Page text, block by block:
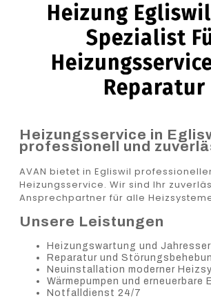
Heizung
Spezialist
Reparatur
Heizungsservice in
professionell und
AVAN bietet in Egliswil
Heizungsservice. Wir sind Ihr
Ansprechpartner für alle
Unsere Leistungen
Heizungswartung und
Reparatur und
Neuinstallation moderner
Wärmepumpen und erneuerbare
Notfalldienst 24/7